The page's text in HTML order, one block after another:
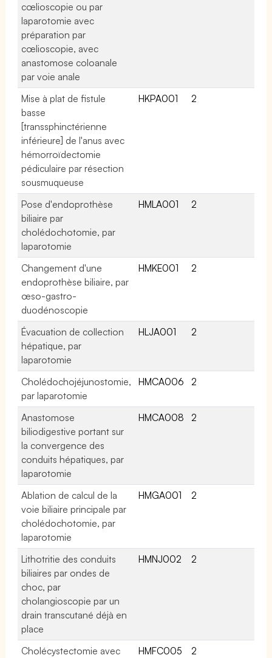
cœlioscopie ou par
laparotomie avec
préparation par
cœlioscopie, avec
anastomose coloanale
par voie anale
Mise à plat de fistule
basse
[transsphinctérienne
inférieure] de l'anus avec
hémorroïdectomie
pédiculaire par résection
sousmuqueuse
HKPA001 2
Pose d'endoprothèse
biliaire par
cholédochotomie, par
laparotomie
HMLA001 2
Changement d'une
endoprothèse biliaire, par
œso-gastro-
duodénoscopie
HMKE001 2
Évacuation de collection
hépatique, par
laparotomie
HLJA001 2
Cholédochojéjunostomie,
par laparotomie
HMCA006 2
Anastomose
biliodigestive portant sur
la convergence des
conduits hépatiques, par
laparotomie
HMCA008 2
Ablation de calcul de la
voie biliaire principale par
cholédochotomie, par
laparotomie
HMGA001 2
Lithotritie des conduits
biliaires par ondes de
choc, par
cholangioscopie par un
drain transcutané déjà en
place
HMNJ002 2
Cholécystectomie avec
HMFC005 2